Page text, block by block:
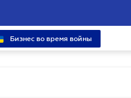
Бизнес во время войны